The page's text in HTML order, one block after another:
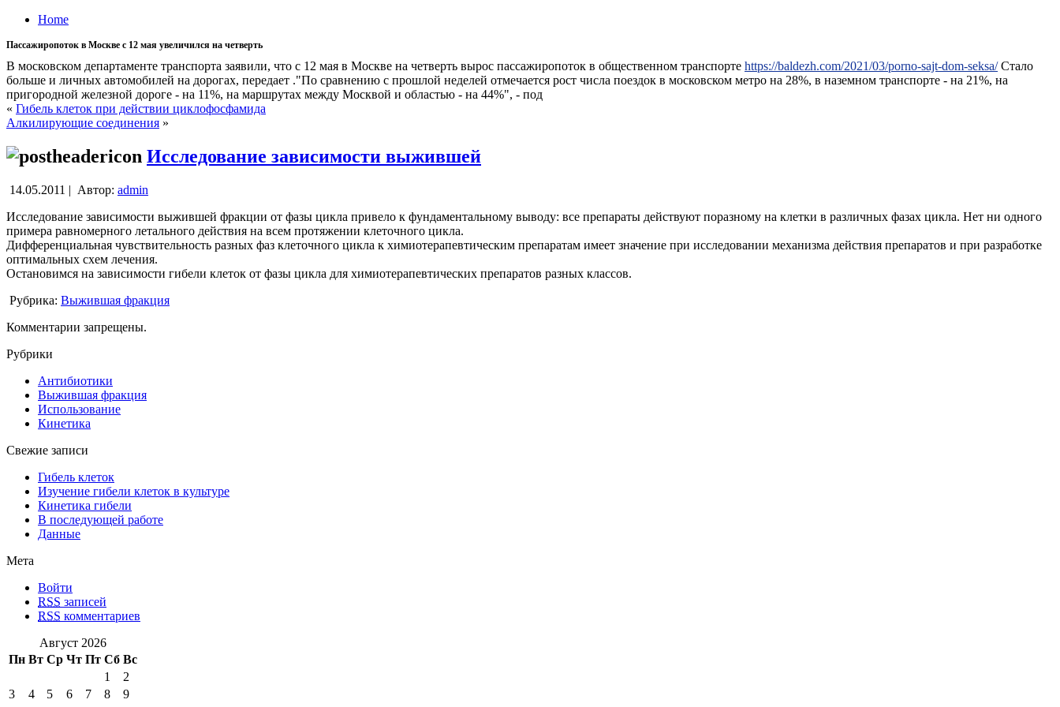
Home
Пассажиропоток в Москве с 12 мая увеличился на четверть
В московском департаменте транспорта заявили, что с 12 мая в Москве на четверть вырос пассажиропоток в общественном транспорте https://baldezh.com/2021/03/porno-sajt-dom-seksa/Стало
больше и личных автомобилей на дорогах, передает ."По сравнению с прошлой неделей отмечается рост числа поездок в московском метро на 28%, в наземном транспорте - на 21%, на
пригородной железной дороге - на 11%, на маршрутах между Москвой и областью - на 44%", - под
« Гибель клеток при действии циклофосфамида
Алкилирующие соединения »
Исследование зависимости выжившей
14.05.2011 | Автор: admin
Исследование зависимости выжившей фракции от фазы цикла привело к фундаментальному выводу: все препараты действуют поразному на клетки в различных фазах цикла. Нет ни одного
примера равномерного летального действия на всем протяжении клеточного цикла.
Дифференциальная чувствительность разных фаз клеточного цикла к химиотерапевтическим препаратам имеет значение при исследовании механизма действия препаратов и при разработке
оптимальных схем лечения.
Остановимся на зависимости гибели клеток от фазы цикла для химиотерапевтических препаратов разных классов.
Рубрика: Выжившая фракция
Комментарии запрещены.
Рубрики
Антибиотики
Выжившая фракция
Использование
Кинетика
Свежие записи
Гибель клеток
Изучение гибели клеток в культуре
Кинетика гибели
В последующей работе
Данные
Мета
Войти
RSS записей
RSS комментариев
Август 2026
Пн Вт Ср Чт Пт Сб Вс
1
2
3
4 5 6 7 8
9